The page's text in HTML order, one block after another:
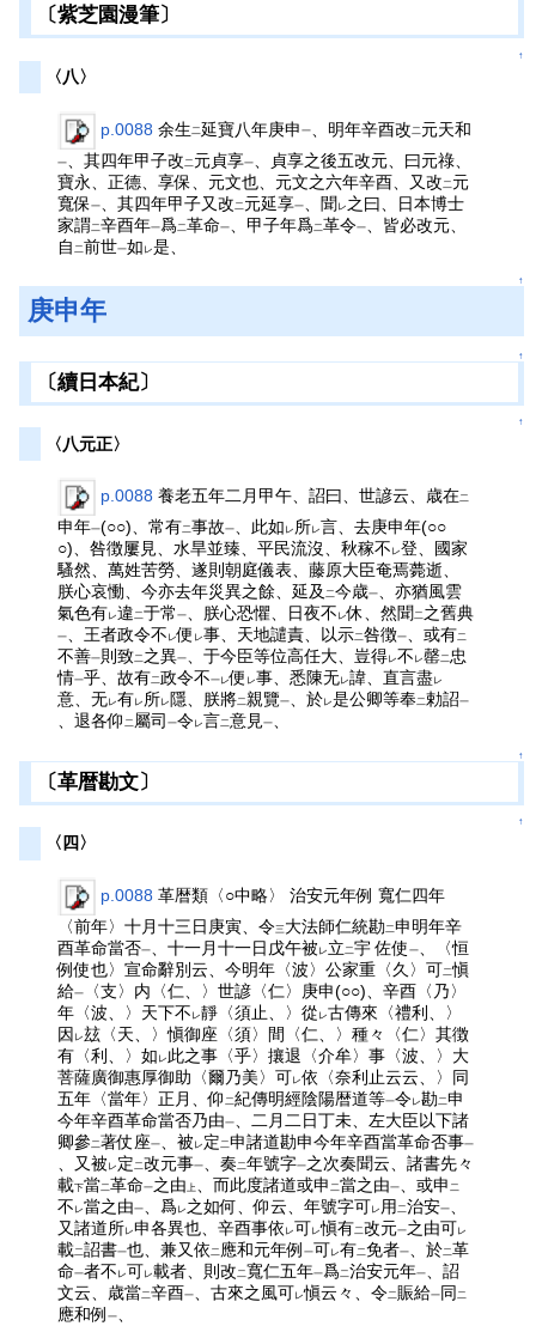
〔紫芝園漫筆〕
↑
〈八〉
p.0088 余生二延寶八年庚申一 、明年辛酉改二元天和
一 、其四年甲子改 二 元貞享一
、貞享之後五改元、曰元祿、
寶永、正德、享保、元文也、元文之六年辛酉、又改 二 元
寬保一 、其四年甲子又改 二 元延享一 、聞 レ 之曰、日本博士
家謂二辛酉年一爲二革命一 、甲子年爲二革令一
、皆必改元、
自 二前世一如 レ是、
↑
庚申年
↑
〔續日本紀〕
↑
〈八元正〉
p.0088 養老五年二月甲午、詔曰、世諺云、歳在二
申年一(○○)、常有二事故一、此如 レ 所レ言、去庚申年(○○
○)、咎徴屢見、水旱並臻、平民流沒、秋稼不 レ登、國家
騷然、萬姓苦勞、遂則朝庭儀表、藤原大臣奄焉薨逝、
朕心哀慟、今亦去年災異之餘、延及二今歳一、亦猶風雲
氣色有レ違二于常一、朕心恐懼、日夜不 レ休、然聞二之舊典
一、王者政令不 レ便 レ事、天地譴責、以示二咎徴一、或有二
不善一則致二之異一、于今臣等位高任大、豈得レ不 レ罄二忠
情一乎、故有二政令不一レ便 レ事、悉陳无レ諱、直言盡レ
意、无レ有レ 所レ 隱、朕將二親覽一、於レ是公卿等奉二勅詔一
、退各仰二屬司一令レ言二意見一、
↑
〔革暦勘文〕
↑
〈四〉
p.0088 革暦類〈○中略〉 治安元年例 寬仁四年
〈前年〉十月十三日庚寅、令三大法師仁統勘二申明年辛
酉革命當否一 、十一月十一日戊午被 レ 立二宇 佐使一
、〈恒
例使也〉宣命辭別云、今明年〈波〉公家重〈久〉可二愼
給一
〈支〉内〈仁、〉世諺〈仁〉庚申(○○)、辛酉〈乃〉
年〈波、〉天下不 レ靜〈須止、〉從 レ古傳來〈禮利、〉
因 レ玆〈天、〉愼御座〈須〉間〈仁、〉種々〈仁〉其徴
有〈利、〉如 レ 此之事〈乎〉攘退〈介牟〉事〈波、〉大
菩薩廣御惠厚御助〈爾乃美〉可レ依〈奈利止云云、〉同
五年〈當年〉正月、仰 二紀傳明經陰陽暦道等一令レ勘二申
今年辛酉革命當否乃由一
、二月二日丁未、左大臣以下諸
卿參二著仗座一 、被 レ 定二申諸道勘申今年辛酉當革命否事一
、又被 レ 定二改元事一 、奏二年號字一之次奏聞云、諸書先々
載下當二革命一之由上 、而此度諸道或申 二當之由一 、或申 二
不 レ當之由一 、爲レ 之如何、仰云、年號字可レ 用 二治安一
又諸道所レ申各異也、辛酉事依 レ可レ愼有二改元一之由可レ
載二詔書一也、兼又依二 應和元年例一可レ有二免者一 、於二革
命一者不 レ可レ載者、則改二寬仁五年一爲二治安元年一
、詔
文云、歳當二辛酉一 、古來之風可レ愼云々、令二賑給一同 二
應和例一